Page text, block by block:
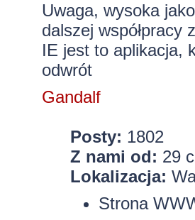
Uwaga, wysoka
dalszej współpracy
IE jest to aplikacja,
odwrót
Gandalf
Posty: 1802
Z nami od: 29
Lokalizacja:
Strona